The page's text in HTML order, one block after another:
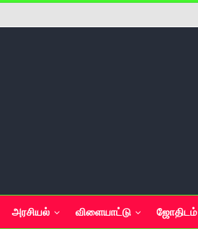
அரசியல் விளையாட்டு ஜோதிடம்